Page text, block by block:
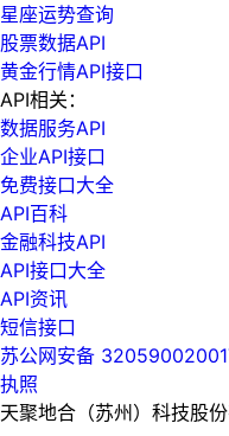
星座运势查询
股票数据API
黄金行情API接口
API相关：
数据服务API
企业API接口
免费接口大全
API百科
金融科技API
API接口大全
API资讯
短信接口
苏公网安备
执照
天聚地合（苏州）科技股